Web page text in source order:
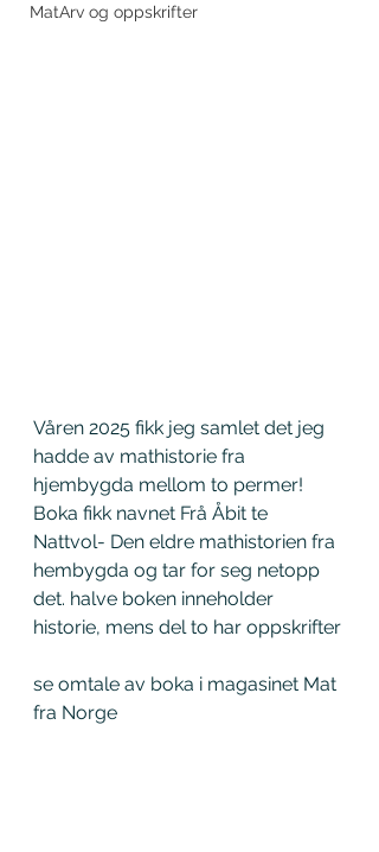
MatArv og oppskrifter
Våren 2025 fikk jeg samlet det jeg
hadde av mathistorie fra
hjembygda mellom to permer!
Boka fikk navnet Frå Åbit te
Nattvol- Den eldre mathistorien fra
hembygda og tar for seg netopp
det. halve boken inneholder
historie, mens del to har oppskrifter
se omtale av boka i magasinet Mat
fra Norge